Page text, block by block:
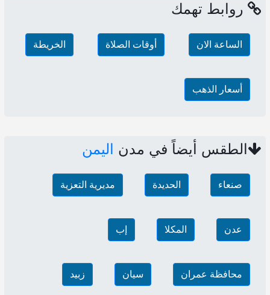
روابط تهمك
الساعة الان أوقات الصلاة الخريطة
أسعار الذهب
الطقس أيضاً في مدن اليمن
صنعاء‎ الحديدة مديرية التعزية
عدن المكلا إب
محافظة عمران سيان زبيد